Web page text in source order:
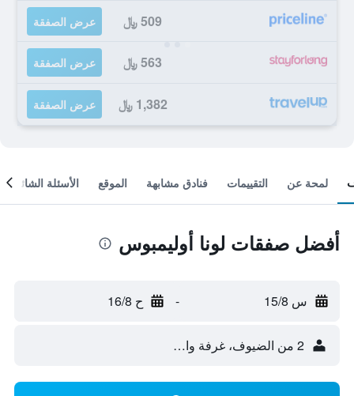
509 ﷼ عرض الصفقة
563 ﷼ عرض الصفقة
1,382 ﷼ عرض الصفقة
لمحة عن التقييمات فنادق مشابهة الموقع الأسئلة الشائعة
أفضل صفقات لونا أوليمبوس
س 15/8 - ح 16/8
2 من الضيوف، غرفة واحدة